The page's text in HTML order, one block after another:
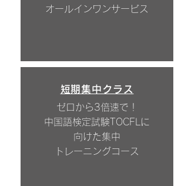
オールインワンサービス
短期集中クラス
ゼロから3倍速で！
中国語検定試験TOCFLに
向けた集中
トレーニングコース